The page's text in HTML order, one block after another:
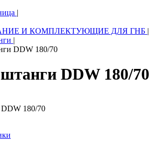
|
И КОМПЛЕКТУЮЩИЕ ДЛЯ ГНБ |
|
DDW 180/70
DDW 180/70